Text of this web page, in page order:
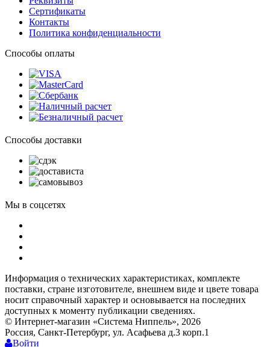
Сертификаты
Контакты
Политика конфиденциальности
Способы оплаты
Способы доставки
Мы в соцсетях
Информация о технических характеристиках, комплекте
поставки, стране изготовителе, внешнем виде и цвете товара
носит справочный характер и основывается на последних
доступных к моменту публикации сведениях.
© Интернет-магазин «Система Ниппель», 2026
Россия, Санкт-Петербург, ул. Асафьева д.3 корп.1
Войти